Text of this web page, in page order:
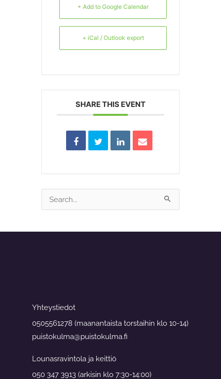
+ Add to Google Calendar
+ iCal / Outlook export
SHARE THIS EVENT
Search
Yhteystiedot
0505561278 (maanantaista torstaihin klo 10-14)
puistokulma@puistokulma.fi
Lounasravintola ja keittiö
050 347 3913 (arkisin klo 7:30-14:00)